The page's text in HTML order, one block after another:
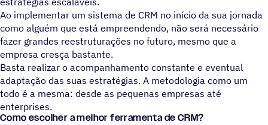
Ao implementar um sistema de CRM no início da sua jornada
como alguém que está empreendendo, não será necessário
fazer grandes reestruturações no futuro, mesmo que a
empresa cresça bastante.
Basta realizar o acompanhamento constante e eventual
adaptação das suas estratégias. A metodologia como um
todo é a mesma: desde as pequenas empresas até
enterprises.
Como escolher a melhor ferramenta de CRM?